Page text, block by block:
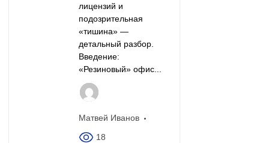
лицензий и
подозрительная
«тишина» —
детальный разбор.
Введение:
«Резиновый» офис...
Матвей Иванов
18